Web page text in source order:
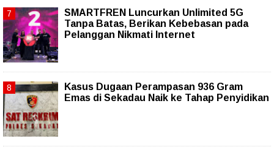
SMARTFREN Luncurkan Unlimited 5G
Tanpa Batas, Berikan Kebebasan pada
Pelanggan Nikmati Internet
Kasus Dugaan Perampasan 936 Gram
Emas di Sekadau Naik ke Tahap Penyidikan